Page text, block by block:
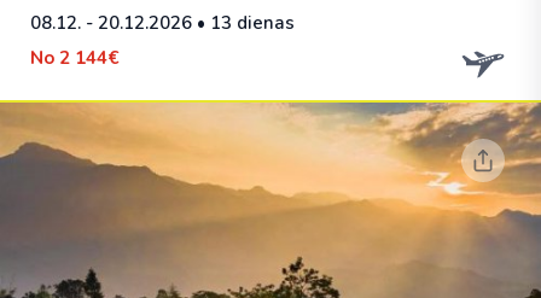
08.12. - 20.12.2026 • 13 dienas
No 2 144€